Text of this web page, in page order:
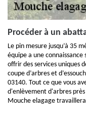
Procéder à un
Le pin mesure jusqu’à 35
équipe a une
offrir des services uniques
coupe d’arbres et
03140. Tout ce que vous
d'enlèvement d'arbres
Mouche elagage